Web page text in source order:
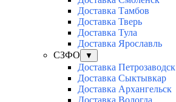
Доставка Тамбов
Доставка Тверь
Доставка Тула
Доставка Ярославль
СЗФО
▼
Доставка Петрозаводск
Доставка Сыктывкар
Доставка Архангельск
Доставка Вологда